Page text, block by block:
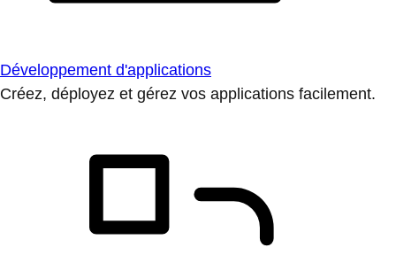
Développement d'applications
Créez, déployez et gérez vos applications facilement.